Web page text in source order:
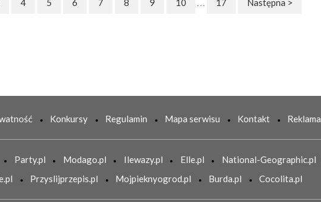
4 5 6 7 8 9 10 . . . 17 Następna >
Konkursy Regulamin Mapa serwisu Kontakt Reklama
Party.pl Modago.pl Ilewazy.pl Elle.pl National-Geographic.pl
Przyslijprzepis.pl Mojpieknyogrod.pl Burda.pl Cocolita.pl